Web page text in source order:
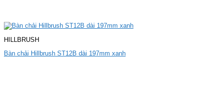
HILLBRUSH
Bàn chải Hillbrush ST12B dài 197mm xanh